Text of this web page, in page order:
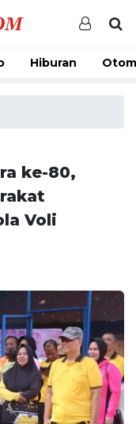
Hiburan
ke-80,
Voli